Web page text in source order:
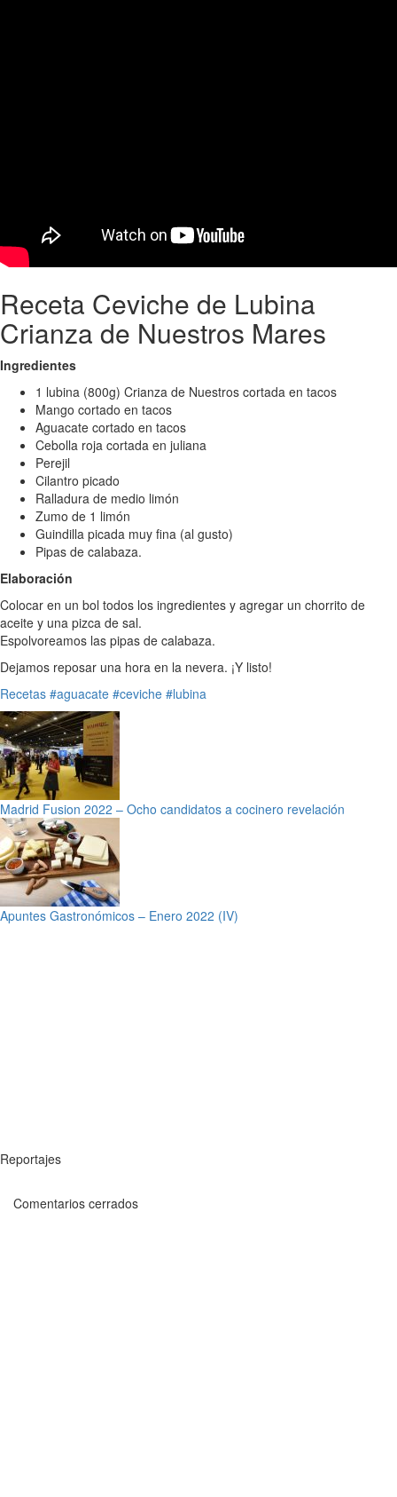
Receta Ceviche de Lubina
Crianza de Nuestros Mares
Ingredientes
1 lubina (800g) Crianza de Nuestros cortada en tacos
Mango cortado en tacos
Aguacate cortado en tacos
Cebolla roja cortada en juliana
Perejil
Cilantro picado
Ralladura de medio limón
Zumo de 1 limón
Guindilla picada muy fina (al gusto)
Pipas de calabaza.
Elaboración
Colocar en un bol todos los ingredientes y agregar un chorrito de
aceite y una pizca de sal.
Espolvoreamos las pipas de calabaza.
Dejamos reposar una hora en la nevera. ¡Y listo!
Recetas #aguacate #ceviche #lubina
Madrid Fusion 2022 – Ocho candidatos a cocinero revelación
Apuntes Gastronómicos – Enero 2022 (IV)
Reportajes
Comentarios cerrados